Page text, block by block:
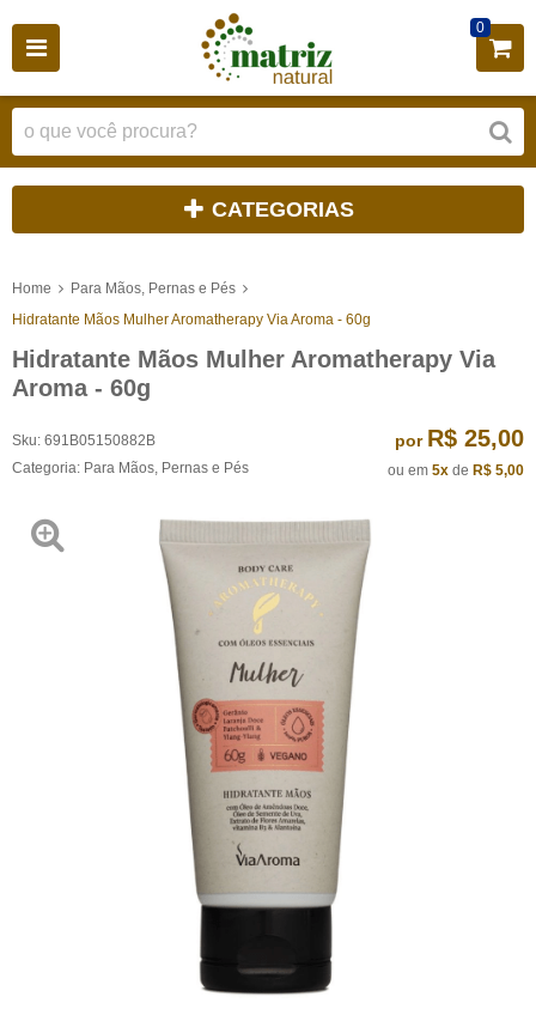
0
CATEGORIAS
Home
Para Mãos, Pernas e Pés
Hidratante Mãos Mulher Aromatherapy Via Aroma - 60g
Hidratante Mãos Mulher Aromatherapy Via
Aroma - 60g
Sku: 691B05150882B
Categoria: Para Mãos, Pernas e Pés
por R$ 25,00
ou em 5x de R$ 5,00